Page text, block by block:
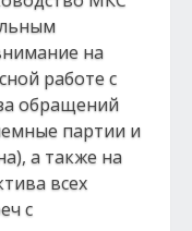
на
работе с
обращений
партии и
а также на
всех
с